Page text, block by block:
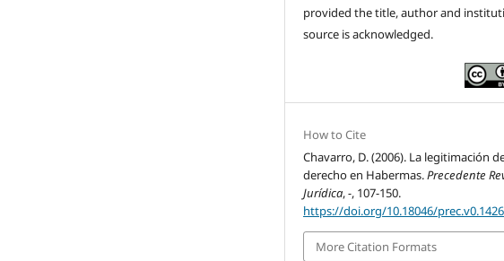
provided the title, author and
source is acknowledged.
How to Cite
Chavarro, D. (2006). La legitimación
derecho en Habermas.Precedente
Jurídica,-, 107-150.
https://doi.org/10.18046/prec.v0.1426
More Citation Formats